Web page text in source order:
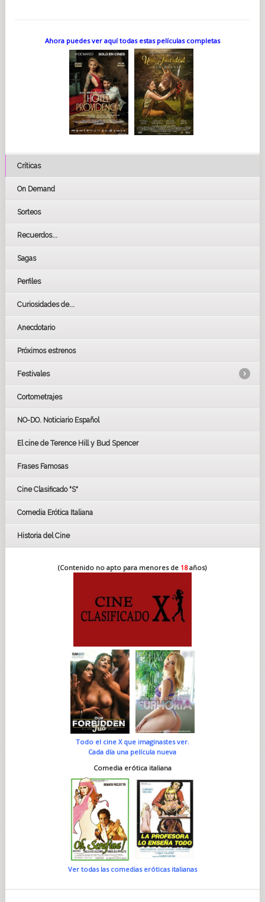
Ahora puedes ver aquí todas estas películas completas
Críticas
On Demand
Sorteos
Recuerdos...
Sagas
Perfiles
Curiosidades de...
Anecdotario
Próximos estrenos
Festivales
LOS OSCARS
GOYAS
BAFTA
Cortometrajes
NO-DO. Noticiario Español
El cine de Terence Hill y Bud Spencer
Frases Famosas
Cine Clasificado "S"
Comedia Erótica Italiana
Historia del Cine
(Contenido no apto para menores de 18años)
Todo el cine X que imaginastes ver.
Cada día una película nueva
Comedia erótica italiana
Ver todas las comedias eróticas italianas